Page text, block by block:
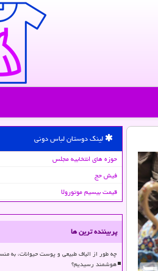
لینک دوستان لباس دونی
حوزه های انتخابیه مجلس
فیش حج
قیمت بیسیم موتورولا
پربیننده ترین ها
چه طور از الیاف طبیعی و پوست حیوانات، به
هوشمند رسیدیم؟